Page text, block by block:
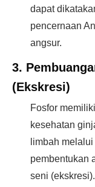
dapat
pencernaan
angsur.
3.
(Ekskresi)
Fosfor
kesehatan
limbah
pembentukan
seni